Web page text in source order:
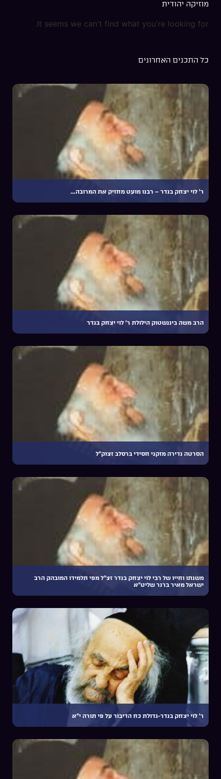
מוזיקה יהודית
It seems we can't find what you're looking for.
כל התכנים האחרונים
ר׳ לוי יצחק בנדר – רבנו מועט מחזיק את המרובה…
הרב משה ביננשטוק הילולת ר’ לוי יצחק בנדר
הסרטה נדירה מזקני חסידי ברסלב זצוק”ל
משנתו וחייו של רבי לוי יצחק בנדר זצ”ל מפי תלמידו המובהק הרב
ישראל מאיר ברנר שליט”א
ר’ לוי יצחק בנדר-גדולת כח הדיבור על פי תורה י”א